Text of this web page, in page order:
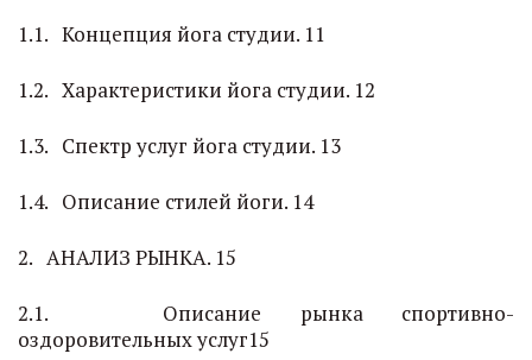
1.1. Концепция йога студии. 11
1.2. Характеристики йога студии. 12
1.3. Спектр услуг йога студии. 13
1.4. Описание стилей йоги. 14
2. АНАЛИЗ РЫНКА. 15
2.1. Описание рынка спортивно-
оздоровительных услуг15